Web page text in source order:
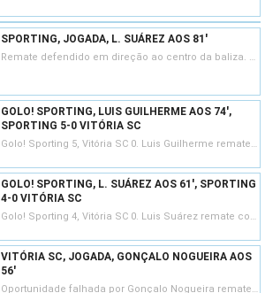
SPORTING, JOGADA, L. SUÁREZ AOS 81'
Remate defendido em direção ao centro da baliza. Luis Suárez remate com o pé direito no coração da área.
GOLO! SPORTING, LUIS GUILHERME AOS 74',
SPORTING 5-0 VITÓRIA SC
Golo! Sporting 5, Vitória SC 0. Luis Guilherme remate com o pé esquerdo no coração da área.
GOLO! SPORTING, L. SUÁREZ AOS 61', SPORTING
4-0 VITÓRIA SC
Golo! Sporting 4, Vitória SC 0. Luis Suárez remate com o pé direito no coração da área.
VITÓRIA SC, JOGADA, GONÇALO NOGUEIRA AOS
56'
Oportunidade falhada por Gonçalo Nogueira remate com o pé esquerdo no coração da área. Assistência de Samu.